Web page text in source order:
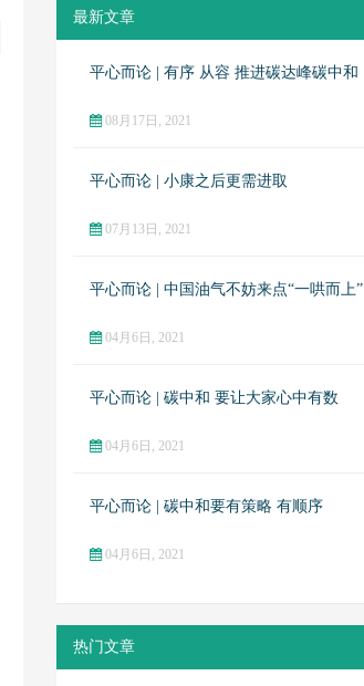
最新文章
平心而论 | 有序 从容 推进碳达峰碳中和
08月17日, 2021
平心而论 | 小康之后更需进取
07月13日, 2021
平心而论 | 中国油气不妨来点“一哄而上”
04月6日, 2021
平心而论 | 碳中和 要让大家心中有数
04月6日, 2021
平心而论 | 碳中和要有策略 有顺序
04月6日, 2021
热门文章